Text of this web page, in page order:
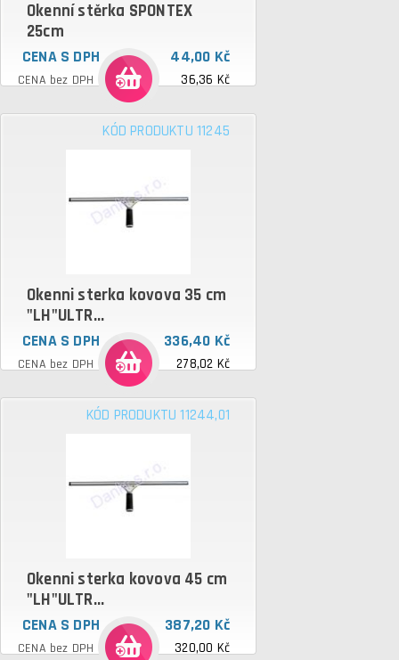
Okenní stěrka SPONTEX
25cm
CENA S DPH 44,00 Kč
CENA bez DPH 36,36 Kč
KÓD PRODUKTU 11245
Okenni sterka kovova 35 cm
"LH"ULTR...
CENA S DPH 336,40 Kč
CENA bez DPH 278,02 Kč
KÓD PRODUKTU 11244,01
Okenni sterka kovova 45 cm
"LH"ULTR...
CENA S DPH 387,20 Kč
CENA bez DPH 320,00 Kč